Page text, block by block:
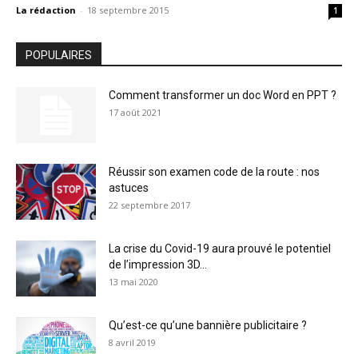
La rédaction - 18 septembre 2015 1
POPULAIRES
Comment transformer un doc Word en PPT ?
17 août 2021
Réussir son examen code de la route : nos
astuces
22 septembre 2017
La crise du Covid-19 aura prouvé le potentiel
de l’impression 3D...
13 mai 2020
Qu’est-ce qu’une bannière publicitaire ?
8 avril 2019